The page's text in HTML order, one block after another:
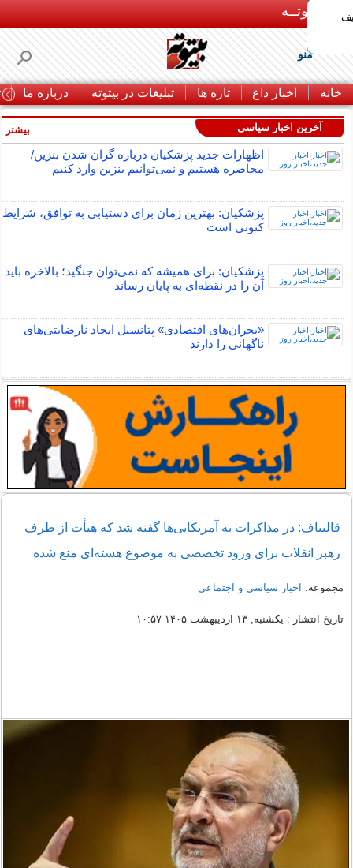
بـیتوتــه
منو
خانه اخبار داغ تازه ها تبلیغات در بیتوته درباره ما
آخرین اخبار سیاسی
اظهارات جدید پزشکیان درباره گران شدن بنزین/
محاصره هستیم و نمی‌توانیم بنزین وارد کنیم
پزشکیان: بهترین زمان برای دستیابی به توافق، شرایط
کنونی است
پزشکیان: برای همیشه که نمی‌توان جنگید؛ بالاخره باید
آن را در نقطه‌ای به پایان رساند
«بحران‌های اقتصادی» پتانسیل ایجاد نارضایتی‌های
ناگهانی را دارند
بیشتر
قالیباف: در مذاکرات به آمریکایی‌ها گفته شد که هیأت از طرف
رهبر انقلاب برای ورود تخصصی به موضوع هسته‌ای منع شده
مجموعه: اخبار سیاسی و اجتماعی
تاریخ انتشار : یکشنبه, ۱۳ اردیبهشت ۱۴۰۵ ۱۰:۵۷